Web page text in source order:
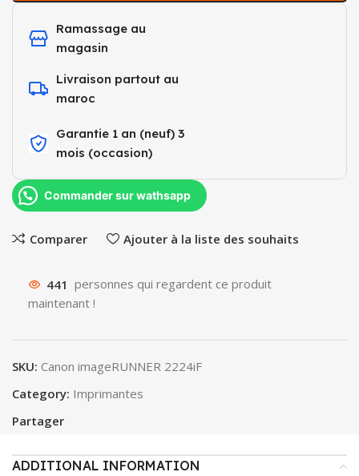
Ramassage au
magasin
Livraison partout au
maroc
Garantie 1 an (neuf) 3
mois (occasion)​
Commander sur wathsapp
Comparer Ajouter à la liste des souhaits
441 personnes qui regardent ce produit
maintenant !
SKU: Canon imageRUNNER 2224iF
Category: Imprimantes
Partager
ADDITIONAL INFORMATION